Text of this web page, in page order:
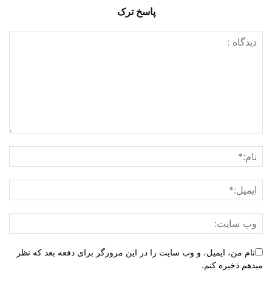
پاسخ ترک
نام من، ایمیل، و وب سایت را در این مرورگر برای دفعه بعد که نظر
میدهم ذخیره کنم.